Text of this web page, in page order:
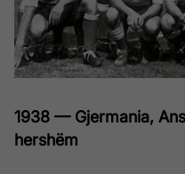
1938 — Gjermania,
hershëm